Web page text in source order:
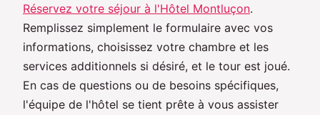
Réservez votre séjour à l'Hôtel Montluçon.
Remplissez simplement le formulaire avec vos
informations, choisissez votre chambre et les
services additionnels si désiré, et le tour est joué.
En cas de questions ou de besoins spécifiques,
l'équipe de l'hôtel se tient prête à vous assister